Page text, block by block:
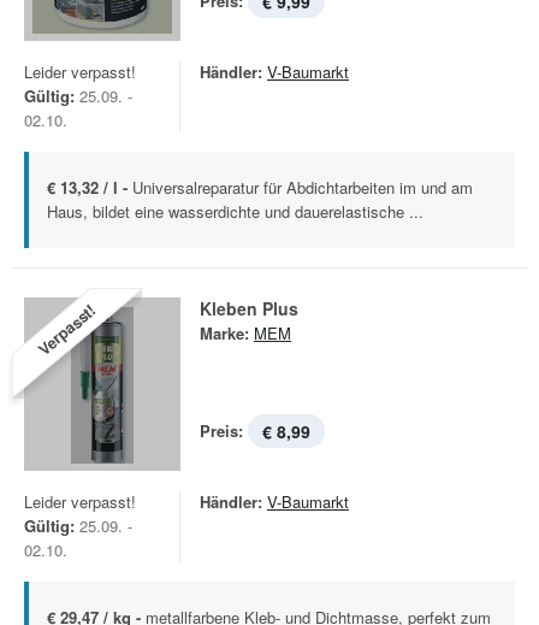
Leider verpasst!
Gültig: 25.09. -
02.10.
Händler: V-Baumarkt
€ 13,32 / l - Universalreparatur für Abdichtarbeiten im und am
Haus, bildet eine wasserdichte und dauerelastische ...
Verpasst! Kleben Plus
Marke: MEM
Preis: € 8,99
Leider verpasst!
Gültig: 25.09. -
02.10.
Händler: V-Baumarkt
€ 29,47 / kg - metallfarbene Kleb- und Dichtmasse, perfekt zum